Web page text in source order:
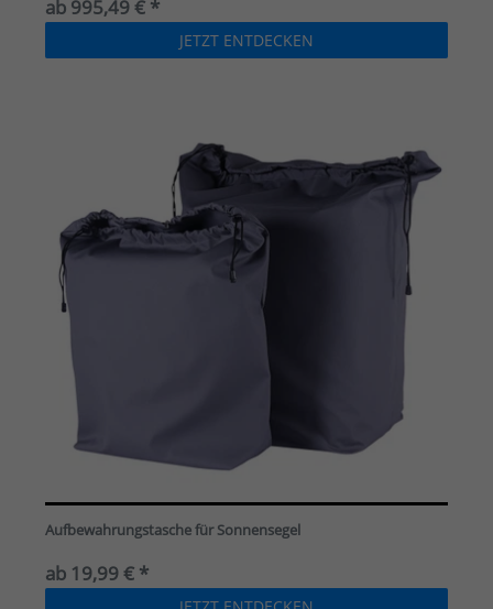
ab 995,49 € *
JETZT ENTDECKEN
Aufbewahrungstasche für Sonnensegel
ab 19,99 € *